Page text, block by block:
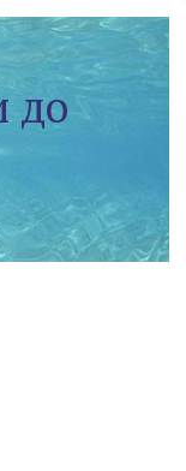
до